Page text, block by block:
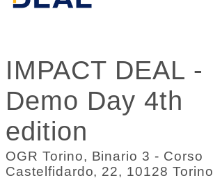
IMPACT DEAL -
Demo Day 4th
edition
OGR Torino, Binario 3 - Corso
Castelfidardo, 22, 10128 Torino